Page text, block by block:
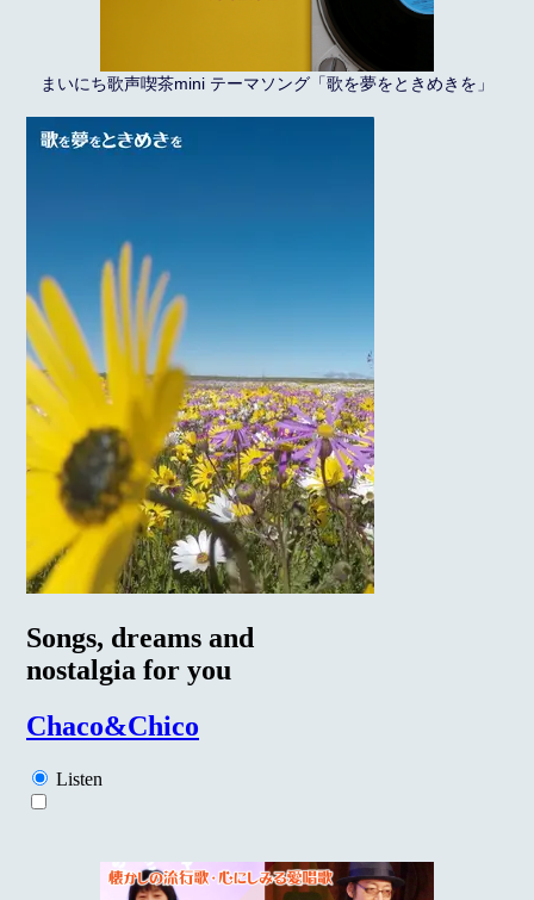
まいにち歌声喫茶mini テーマソング「歌を夢をときめきを」